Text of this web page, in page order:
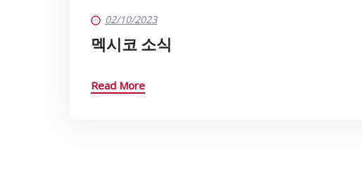
02/10/2023
멕시코 소식
Read More